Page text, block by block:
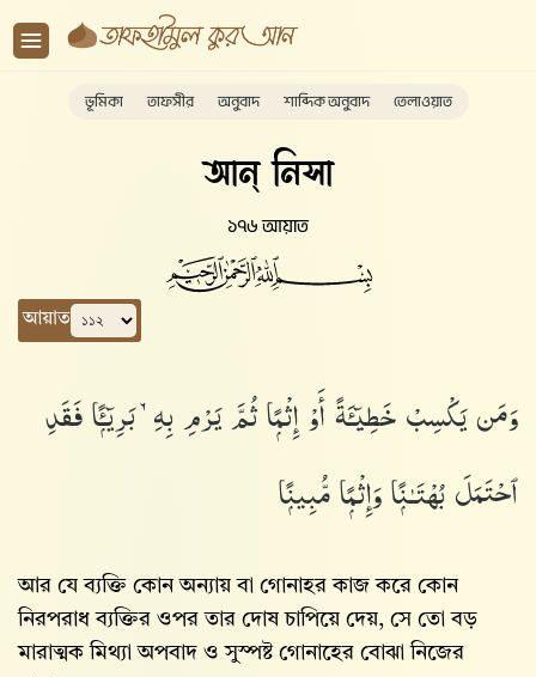
ভূমিকা তাফসীর অনুবাদ শাব্দিক অনুবাদ তেলাওয়াত
আন্ নিসা
১৭৬ আয়াত
আয়াত
وَمَن يَكْسِبْ خَطِيٓـَٔةً أَوْ إِثْمًۭا ثُمَّ يَرْمِ بِهِۦ بَرِيٓـًۭٔا فَقَدِ
ٱحْتَمَلَ بُهْتَـٰنًۭا وَإِثْمًۭا مُّبِينًۭا
আর যে ব্যক্তি কোন অন্যায় বা গোনাহর কাজ করে কোন
নিরপরাধ ব্যক্তির ওপর তার দোষ চাপিয়ে দেয়, সে তো বড়
মারাত্মক মিথ্যা অপবাদ ও সুস্পষ্ট গোনাহের বোঝা নিজের